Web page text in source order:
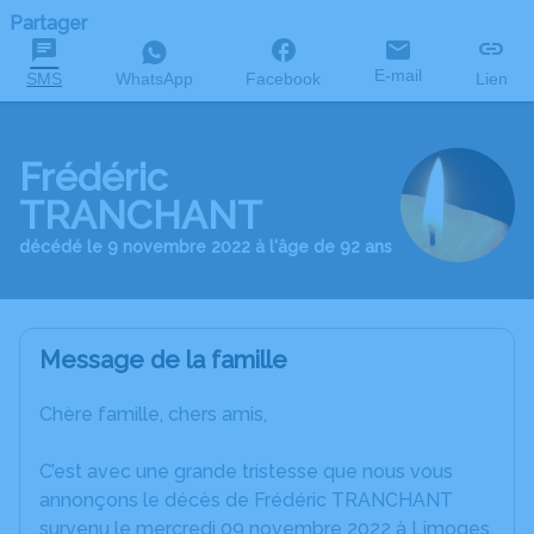
Partager
SMS WhatsApp Facebook E-mail Lien
Frédéric
TRANCHANT
décédé le 9 novembre 2022 à l'âge de 92 ans
Message de la famille
Chère famille, chers amis,
C’est avec une grande tristesse que nous vous
annonçons le décès de Frédéric TRANCHANT
survenu le mercredi 09 novembre 2022 à Limoges.